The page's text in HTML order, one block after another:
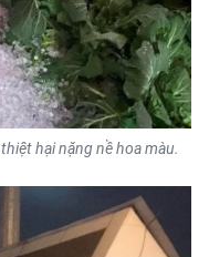
hại nặng nề hoa màu.